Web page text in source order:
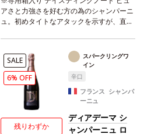
アさと力強さを好む方の為のシャンパーニ
ュ。初めタイトなアタックを示すが、直ち
の香りを示しやがてレモンタルトの含みを
示す。生き生きとしたミネラル感のある力
強いシャンパーニュ。食前酒として魅力的
である。 最大限の複雑さを示し、葡萄を豊
富に表現したキュヴェは、世界中の市場に
出荷される前に最長5年間熟成される。と
ても辛口のブリュット・ゼロ。最良の葡萄
品種のみがドサージュ・ゼロ ディアデー
マ用に厳選され使用される。約67％含まれ
6% OFF
SALE
残りわずか
スパークリングワ
イン
辛口
フランス シャンパ
ーニュ
ディアデーマ シ
ャンパーニュ ロ